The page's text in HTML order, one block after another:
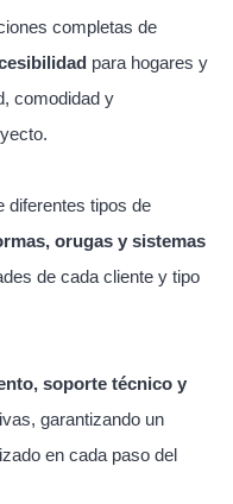
completas de
para hogares y
comodidad y
diferentes tipos de
orugas y sistemas
de cada cliente y tipo
soporte técnico y
garantizando un
en cada paso del